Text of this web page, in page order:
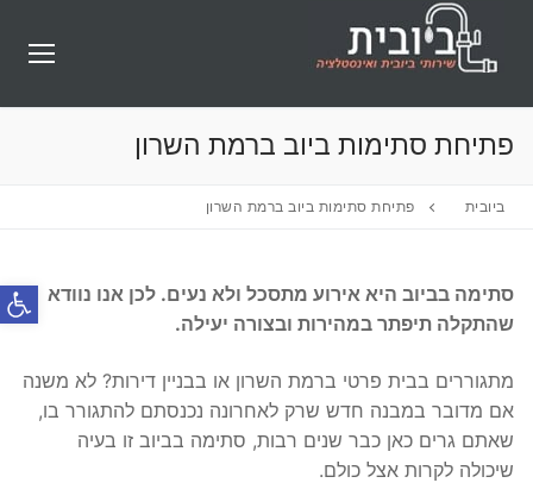
פתיחת סתימות ביוב ברמת השרון
ביובית פתיחת סתימות ביוב ברמת השרון
סתימה בביוב היא אירוע מתסכל ולא נעים. לכן אנו נוודא
שהתקלה תיפתר במהירות ובצורה יעילה.
מתגוררים בבית פרטי ברמת השרון או בבניין דירות? לא משנה
אם מדובר במבנה חדש שרק לאחרונה נכנסתם להתגורר בו,
שאתם גרים כאן כבר שנים רבות, סתימה בביוב זו בעיה
שיכולה לקרות אצל כולם.
פתח